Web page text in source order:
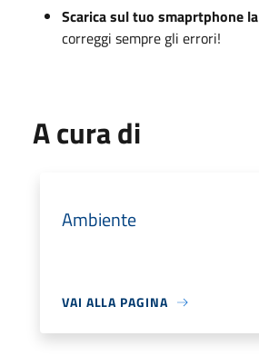
Scarica sul tuo smaprtphone
correggi sempre gli errori!
A cura di
Ambiente
VAI ALLA PAGINA